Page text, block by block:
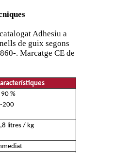
Adhesiu a
de guix segons
. Marcatge CE de
90 %
200
litres / kg